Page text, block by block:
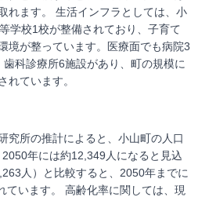
れます。 生活インフラとしては、小
学校1校が整備されており、子育て
境が整っています。医療面でも病院3
科診療所6施設があり、町の規模に
れています。
究所の推計によると、小山町の人口
年には約12,349人になると見込
人）と比較すると、2050年までに
ています。 高齢化率に関しては、現